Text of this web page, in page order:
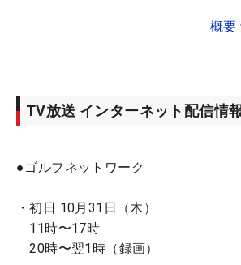
概要
TV放送 インターネット配信情
●ゴルフネットワーク
・初日 10月31日（木）
11時〜17時
20時〜翌1時（録画）